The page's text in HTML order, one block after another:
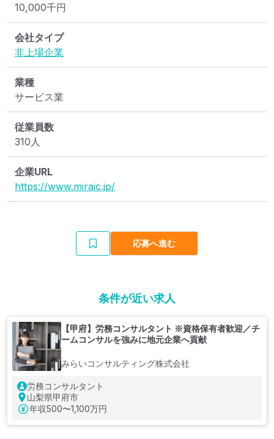
10,000千円
会社タイプ
非上場企業
業種
サービス業
従業員数
310人
企業URL
https://www.miraic.jp/
応募へ進む
条件が近い求人
【甲府】労務コンサルタント ※資格保有者歓迎／チ
ームコンサルを強みに地元企業へ貢献
みらいコンサルティング株式会社
労務コンサルタント
山梨県甲府市
年収500〜1,100万円